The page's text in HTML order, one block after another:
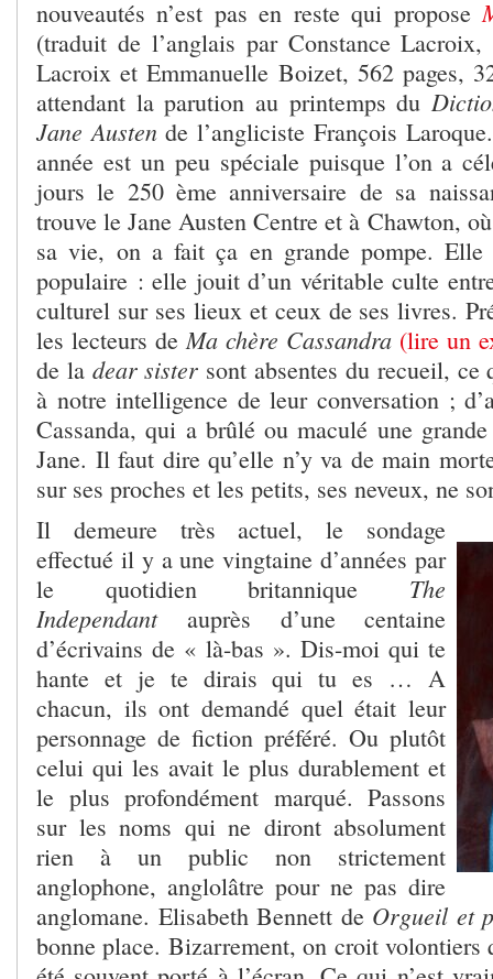
nouveautés n’est pas en reste qui propose
(traduit de l’anglais par Constance
Lacroix et Emmanuelle Boizet, 562 pages,
attendant la parution au printemps du
Jane Austende l’angliciste François
année est un peu spéciale puisque l’on a
jours le 250 ème anniversaire de sa
trouve le Jane Austen Centre et à Chawton,
sa vie, on a fait ça en grande pompe. Elle
populaire : elle jouit d’un véritable culte
culturel sur ses lieux et ceux de ses livres.
les lecteurs deMa chère Cassandra (lire un
de la dear sister sont absentes du recueil, ce
à notre intelligence de leur conversation ;
Cassanda, qui a brûlé ou maculé une
Jane. Il faut dire qu’elle n’y va de main
sur ses proches et les petits, ses neveux, ne
Il demeure très actuel, le sondage
effectué il y a une vingtaine d’années par
le quotidien britannique The
Independantauprès d’une centaine
d’écrivains de « là-bas ». Dis-moi qui te
hante et je te dirais qui tu es … A
chacun, ils ont demandé quel était leur
personnage de fiction préféré. Ou plutôt
celui qui les avait le plus durablement et
le plus profondément marqué. Passons
sur les noms qui ne diront absolument
rien à un public non strictement
anglophone, anglolâtre pour ne pas dire
anglomane. Elisabeth Bennett de Orgueil et
bonne place. Bizarrement, on croit volontiers